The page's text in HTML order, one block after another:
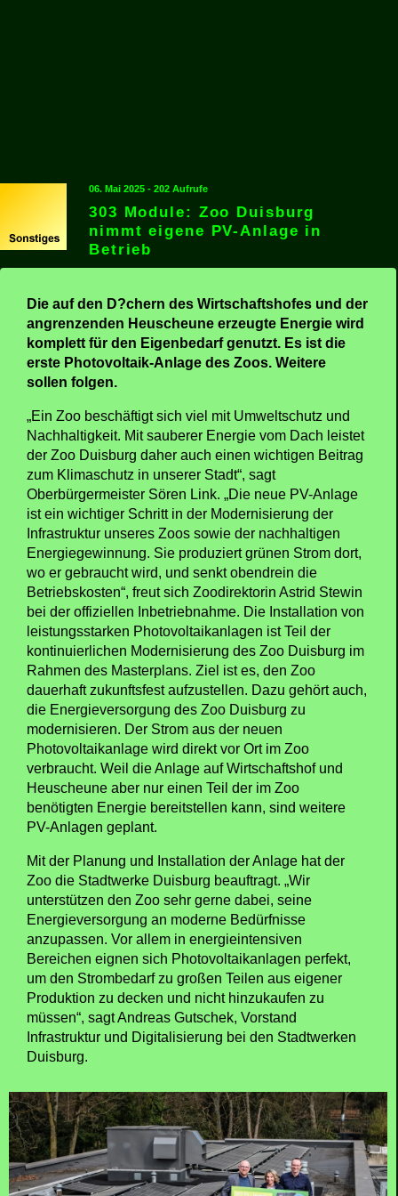
06. Mai 2025 - 202 Aufrufe
303 Module: Zoo Duisburg
nimmt eigene PV-Anlage in
Betrieb
Die auf den D?chern des Wirtschaftshofes und der
angrenzenden Heuscheune erzeugte Energie wird
komplett für den Eigenbedarf genutzt. Es ist die
erste Photovoltaik-Anlage des Zoos. Weitere
sollen folgen.
„Ein Zoo beschäftigt sich viel mit Umweltschutz und
Nachhaltigkeit. Mit sauberer Energie vom Dach leistet
der Zoo Duisburg daher auch einen wichtigen Beitrag
zum Klimaschutz in unserer Stadt“, sagt
Oberbürgermeister Sören Link. „Die neue PV-Anlage
ist ein wichtiger Schritt in der Modernisierung der
Infrastruktur unseres Zoos sowie der nachhaltigen
Energiegewinnung. Sie produziert grünen Strom dort,
wo er gebraucht wird, und senkt obendrein die
Betriebskosten“, freut sich Zoodirektorin Astrid Stewin
bei der offiziellen Inbetriebnahme. Die Installation von
leistungsstarken Photovoltaikanlagen ist Teil der
kontinuierlichen Modernisierung des Zoo Duisburg im
Rahmen des Masterplans. Ziel ist es, den Zoo
dauerhaft zukunftsfest aufzustellen. Dazu gehört auch,
die Energieversorgung des Zoo Duisburg zu
modernisieren. Der Strom aus der neuen
Photovoltaikanlage wird direkt vor Ort im Zoo
verbraucht. Weil die Anlage auf Wirtschaftshof und
Heuscheune aber nur einen Teil der im Zoo
benötigten Energie bereitstellen kann, sind weitere
PV-Anlagen geplant.
Mit der Planung und Installation der Anlage hat der
Zoo die Stadtwerke Duisburg beauftragt. „Wir
unterstützen den Zoo sehr gerne dabei, seine
Energieversorgung an moderne Bedürfnisse
anzupassen. Vor allem in energieintensiven
Bereichen eignen sich Photovoltaikanlagen perfekt,
um den Strombedarf zu großen Teilen aus eigener
Produktion zu decken und nicht hinzukaufen zu
müssen“, sagt Andreas Gutschek, Vorstand
Infrastruktur und Digitalisierung bei den Stadtwerken
Duisburg.